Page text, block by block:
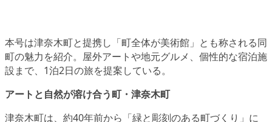
本号は津奈木町と提携し「町全体が美術館」とも称される同
町の魅力を紹介。屋外アートや地元グルメ、個性的な宿泊施
設まで、1泊2日の旅を提案している。
アートと自然が溶け合う町・津奈木町
津奈木町は、約40年前から「緑と彫刻のある町づくり」に